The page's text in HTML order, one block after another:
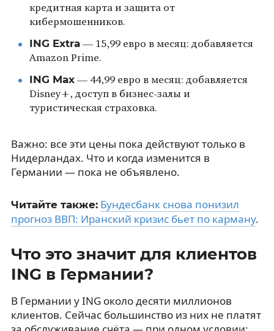
кредитная карта и защита от
кибермошенников.
ING Extra— 15,99 евро в месяц: добавляется
Amazon Prime.
ING Max— 44,99 евро в месяц: добавляется
Disney+, доступ в бизнес-залы и
туристическая страховка.
Важно: все эти цены пока действуют только в
Нидерландах. Что и когда изменится в
Германии — пока не объявлено.
Читайте также: Бундесбанк снова понизил
прогноз ВВП: Иранский кризис бьет по карману.
Что это значит для клиентов
ING в Германии?
В Германии у ING около десяти миллионов
клиентов. Сейчас большинство из них не платят